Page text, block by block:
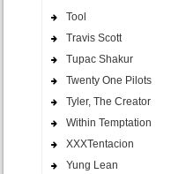
Tool
Travis Scott
Tupac Shakur
Twenty One Pilots
Tyler, The Creator
Within Temptation
XXXTentacion
Yung Lean